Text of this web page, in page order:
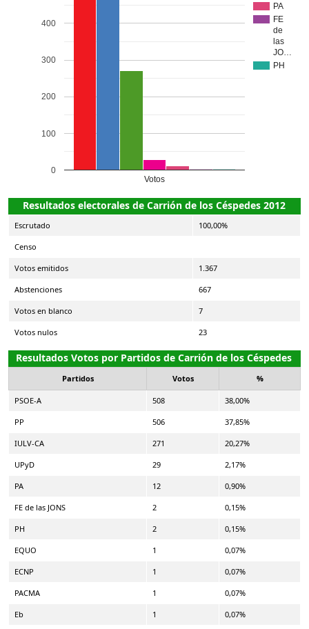
PA
FE
de
las
JO…
PH
Votos
0
100
200
300
400
Resultados electorales de Carrión de los Céspedes 2012
Escrutado 100,00%
Censo
Votos emitidos 1.367
Abstenciones 667
Votos en blanco 7
Votos nulos 23
Resultados Votos por Partidos de Carrión de los Céspedes
Partidos Votos %
PSOE-A 508 38,00%
PP 506 37,85%
IULV-CA 271 20,27%
UPyD 29 2,17%
PA 12 0,90%
FE de las JONS 2 0,15%
PH 2 0,15%
EQUO 1 0,07%
ECNP 1 0,07%
PACMA 1 0,07%
Eb 1 0,07%